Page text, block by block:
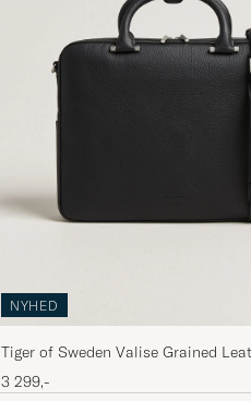
NYHED
Tiger of Sweden Valise Grained
Black
3 299,-